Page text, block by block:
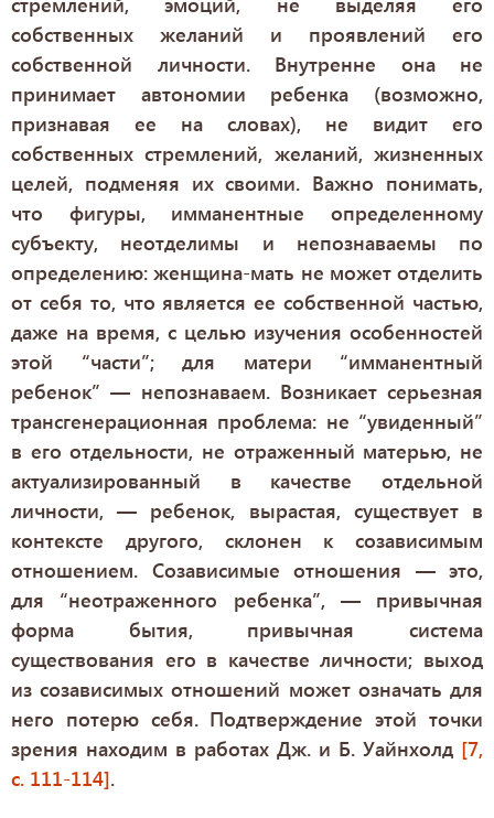
собственных желаний и проявлений его
собственной личности. Внутренне она не
принимает автономии ребенка (возможно,
признавая ее на словах), не видит его
собственных стремлений, желаний, жизненных
целей, подменяя их своими. Важно понимать,
что фигуры, имманентные определенному
субъекту, неотделимы и непознаваемы по
определению: женщина-мать не может отделить
от себя то, что является ее собственной частью,
даже на время, с целью изучения особенностей
этой “части”; для матери “имманентный
ребенок” — непознаваем. Возникает серьезная
трансгенерационная проблема: не “увиденный”
в его отдельности, не отраженный матерью, не
актуализированный в качестве отдельной
личности, — ребенок, вырастая, существует в
контексте другого, склонен к созависимым
отношением. Созависимые отношения — это,
для “неотраженного ребенка”, — привычная
форма бытия, привычная система
существования его в качестве личности; выход
из созависимых отношений может означать для
него потерю себя. Подтверждение этой точки
зрения находим в работах Дж. и Б. Уайнхолд [7,
с. 111-114].